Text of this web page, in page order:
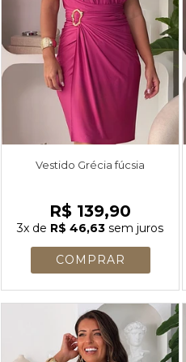
Vestido Grécia fúcsia
R$ 139,90
3x de R$ 46,63 sem juros